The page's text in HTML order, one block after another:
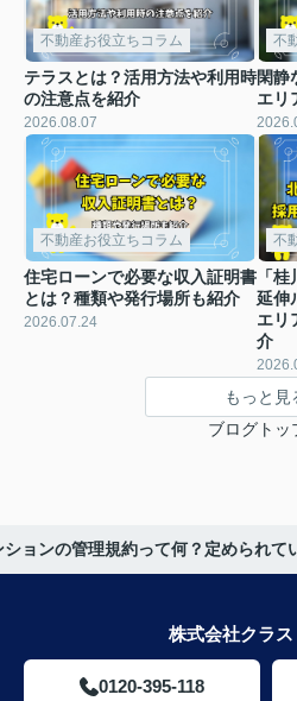
不動産お役立ちコラム
テラスとは？活用方法や利用時
の注意点を紹介
2026.08.07
不
閑静
エリ
不動産お役立ちコラム
住宅ローンで必要な収入証明書
とは？種類や発行場所も紹介
2026.07.24
不
「
延伸
エリ
介
もっと見
ブログトッ
ションの管理規約って何？定められて
株式会社クラ
0120-395-118